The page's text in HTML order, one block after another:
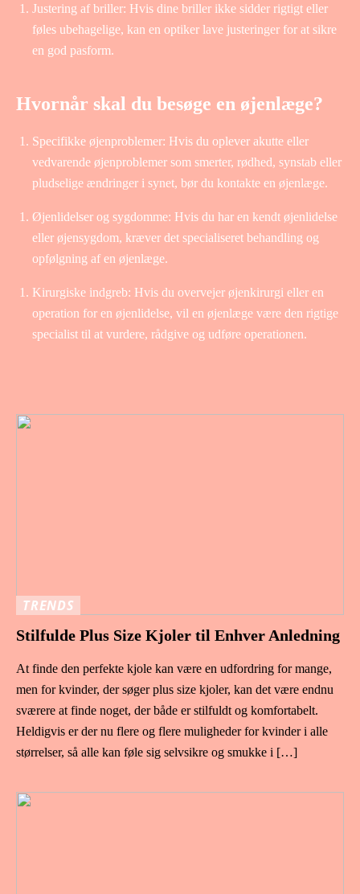
Justering af briller: Hvis dine briller ikke sidder rigtigt eller
føles ubehagelige, kan en optiker lave justeringer for at sikre
en god pasform.
Hvornår skal du besøge en øjenlæge?
Specifikke øjenproblemer: Hvis du oplever akutte eller
vedvarende øjenproblemer som smerter, rødhed, synstab eller
pludselige ændringer i synet, bør du kontakte en øjenlæge.
Øjenlidelser og sygdomme: Hvis du har en kendt øjenlidelse
eller øjensygdom, kræver det specialiseret behandling og
opfølgning af en øjenlæge.
Kirurgiske indgreb: Hvis du overvejer øjenkirurgi eller en
operation for en øjenlidelse, vil en øjenlæge være den rigtige
specialist til at vurdere, rådgive og udføre operationen.
TRENDS
Stilfulde Plus Size Kjoler til Enhver Anledning
At finde den perfekte kjole kan være en udfordring for mange,
men for kvinder, der søger plus size kjoler, kan det være endnu
sværere at finde noget, der både er stilfuldt og komfortabelt.
Heldigvis er der nu flere og flere muligheder for kvinder i alle
størrelser, så alle kan føle sig selvsikre og smukke i […]